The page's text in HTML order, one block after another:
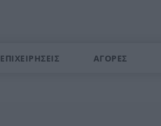
ΕΠΙΧΕΙΡΗΣΕΙΣ ΑΓΟΡΕΣ